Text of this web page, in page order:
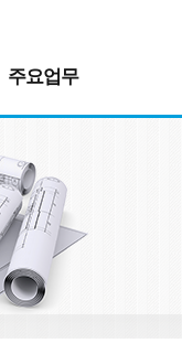
주요업무